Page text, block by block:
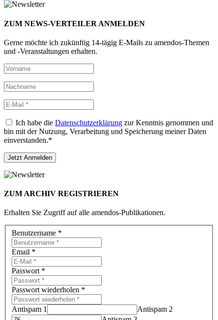
ZUM NEWS-VERTEILER ANMELDEN
Gerne möchte ich zukünftig 14-tägig E-Mails zu amendos-Themen
und -Veranstaltungen erhalten.
Ich habe die Datenschutzerklärung zur Kenntnis genommen und
bin mit der Nutzung, Verarbeitung und Speicherung meiner Daten
einverstanden.*
ZUM ARCHIV REGISTRIEREN
Erhalten Sie Zugriff auf alle amendos-Publikationen.
Benutzername *
Email *
Passwort *
Passwort wiederholen *
Antispam 1
Antispam 2